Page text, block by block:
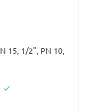
15, 1/2", PN 10,